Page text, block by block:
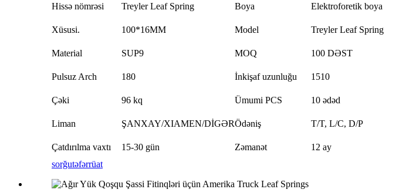
Hissə nömrəsi Treyler Leaf Spring Boya Elektroforetik boya
Xüsusi. 100*16MM Model Treyler Leaf Spring
Material SUP9 MOQ 100 DƏST
Pulsuz Arch 180 İnkişaf uzunluğu 1510
Çəki 96 kq Ümumi PCS 10 ədəd
Liman ŞANXAY/XIAMEN/DİGƏRÖdəniş T/T, L/C, D/P
Çatdırılma vaxtı 15-30 gün Zəmanət
12 ay
sorğutəfərrüat